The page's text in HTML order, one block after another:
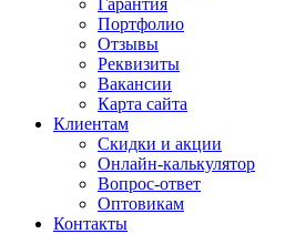
Гарантия
Портфолио
Отзывы
Реквизиты
Вакансии
Карта сайта
Клиентам
Скидки и акции
Онлайн-калькулятор
Вопрос-ответ
Оптовикам
Контакты